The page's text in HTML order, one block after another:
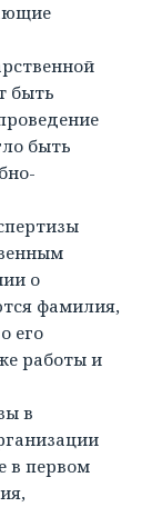
быть
быть
о
фамилия,
его
работы и
в
в первом